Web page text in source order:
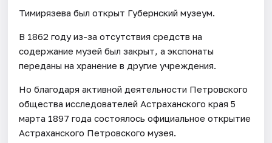
Тимирязева был открыт Губернский музеум.
В 1862 году из-за отсутствия средств на
содержание музей был закрыт, а экспонаты
переданы на хранение в другие учреждения.
Но благодаря активной деятельности Петровского
общества исследователей Астраханского края 5
марта 1897 года состоялось официальное открытие
Астраханского Петровского музея.